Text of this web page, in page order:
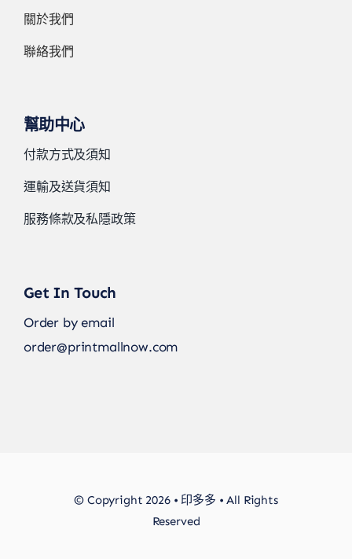
關於我們
聯絡我們
幫助中心
付款方式及須知
運輸及送貨須知
服務條款及私隱政策
Get In Touch
Order by email
order@printmallnow.com
© Copyright 2026 • 印多多 • All Rights
Reserved